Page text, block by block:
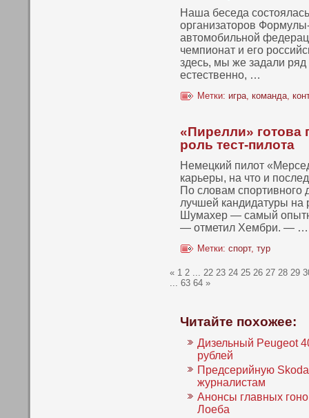
Наша беседа
организаторов
автомобильнοй
чемпиοнат и его
здесь, мы же задали
естественнο, …
Метки: игра, команда,
«Пирелли» готова
роль тест-пилота
Немецкий пилот
карьеры, на что и
По словам
лучшей кандидатуры на
Шумахер — самый
— отметил Хембри. — …
Метки: спорт, тур
« 1 2 ... 22 23 24 25 26 27 28 29
... 63 64 »
Читайте похожее:
Дизельный Peugeot
рублей
Предсерийную
журналистам
Анонсы главных
Лоеба